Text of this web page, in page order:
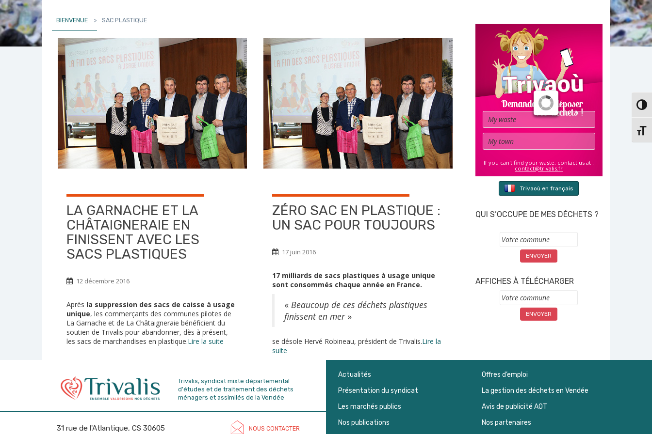
BIENVENUE > SAC PLASTIQUE
LA GARNACHE ET LA
CHÂTAIGNERAIE EN
FINISSENT AVEC LES
SACS PLASTIQUES
12 décembre 2016
Après la suppression des sacs de caisse à usage
unique, les commerçants des communes pilotes de
La Garnache et de La Châtaigneraie bénéficient du
soutien de Trivalis pour abandonner, dès à présent,
les sacs de marchandises en plastique.Lire la suite
ZÉRO SAC EN PLASTIQUE :
UN SAC POUR TOUJOURS
17 juin 2016
17 milliards de sacs plastiques à usage unique
sont consommés chaque année en France.
« Beaucoup de ces déchets plastiques
finissent en mer»
se désole Hervé Robineau, président de Trivalis.Lire la
suite
Waste
Town
If you can't find your waste, contact us at :
contact@trivalis.fr
Trivaoù en français
QUI S’OCCUPE DE MES DÉCHETS ?
Commune
AFFICHES À TÉLÉCHARGER
Commune
Trivalis, syndicat mixte départemental
d'études et de traitement des déchets
ménagers et assimilés de la Vendée
31 rue de l'Atlantique, CS 30605 NOUS CONTACTER
Actualités
Offres d’emploi
Présentation du syndicat
La gestion des déchets en Vendée
Les marchés publics
Avis de publicité AOT
Nos publications
Nos partenaires